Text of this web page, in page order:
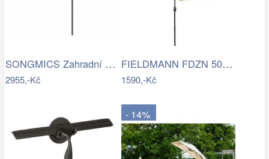
SONGMICS Zahradní slunečník Lyre šedý
2955,-Kč
FIELDMANN FDZN 5006 Slunečník krémový 3…
1590,-Kč
- 14%